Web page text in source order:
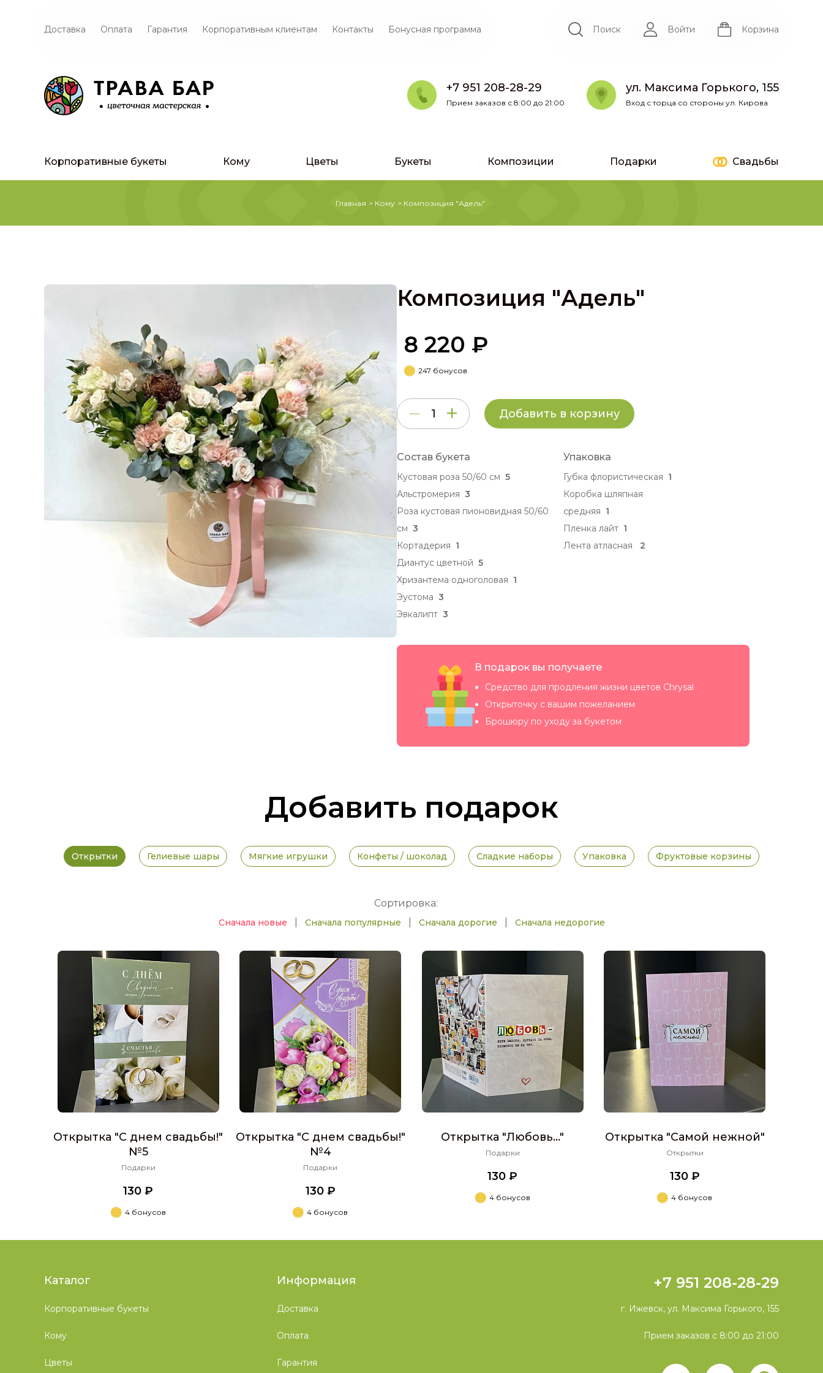
Доставка Оплата Гарантия Корпоративным клиентам Контакты Бонусная программа Поиск Войти Корзина
+7 951 208-28-29
Прием заказов с 8:00 до 21:00
ул. Максима Горького, 155
Вход с торца со стороны ул. Кирова
Корпоративные букеты Кому Цветы Букеты Композиции Подарки Свадьбы
Главная > Кому > Композиция "Адель"
Композиция "Адель"
8 220 ₽
247 бонусов
Добавить в корзину
Состав букета
Кустовая роза 50/60 см 5
Альстромерия 3
Роза кустовая пионовидная 50/60
см 3
Кортадерия 1
Диантус цветной 5
Хризантема одноголовая 1
Эустома 3
Эвкалипт 3
Упаковка
Губка флористическая 1
Коробка шляпная
средняя 1
Пленка лайт 1
Лента атласная
2
В подарок вы получаете
Средство для продления жизни цветов Chrysal
Открыточку с вашим пожеланием
Брошюру по уходу за букетом
Добавить подарок
Открытки Гелиевые шары Мягкие игрушки Конфеты / шоколад Сладкие наборы Упаковка Фруктовые корзины
Сортировка:
Сначала новые Сначала популярные Сначала дорогие Сначала недорогие
Открытка "С днем свадьбы!"
№5
Подарки
130 ₽
4 бонусов
Открытка "С днем свадьбы!"
№4
Подарки
130 ₽
4 бонусов
Открытка "Любовь..."
Подарки
130 ₽
4 бонусов
Открытка "Самой нежной"
Открытки
130 ₽
4 бонусов
Каталог
Корпоративные букеты
Кому
Цветы
Информация
Доставка
Оплата
Гарантия
+7 951 208-28-29
г. Ижевск, ул. Максима Горького, 155
Прием заказов с 8:00 до 21:00